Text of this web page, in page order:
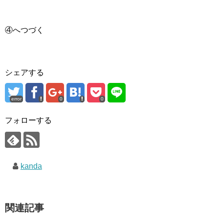
④へつづく
シェアする
error 0 0
フォローする
kanda
関連記事